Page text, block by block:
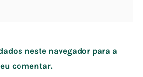
neste navegador para a
comentar.